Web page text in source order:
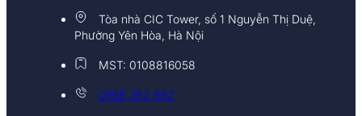
Tòa nhà CIC Tower, số 1 Nguyễn Thị Duệ,
Phường Yên Hòa, Hà Nội
MST: 0108816058
0968 382 682